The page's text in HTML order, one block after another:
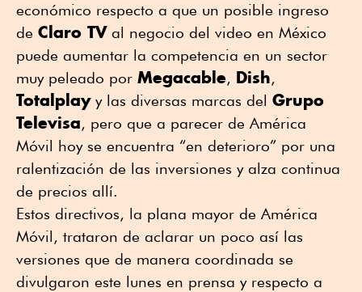
económico respecto a que un posible ingreso
de Claro TVal negocio del video en México
puede aumentar la competencia en un sector
muy peleado por Megacable, Dish,
Totalplayy las diversas marcas del Grupo
Televisa, pero que a parecer de América
Móvil hoy se encuentra “en deterioro” por una
ralentización de las inversiones y alza continua
de precios allí.
Estos directivos, la plana mayor de América
Móvil, trataron de aclarar un poco así las
versiones que de manera coordinada se
divulgaron este lunes en prensa y respecto a